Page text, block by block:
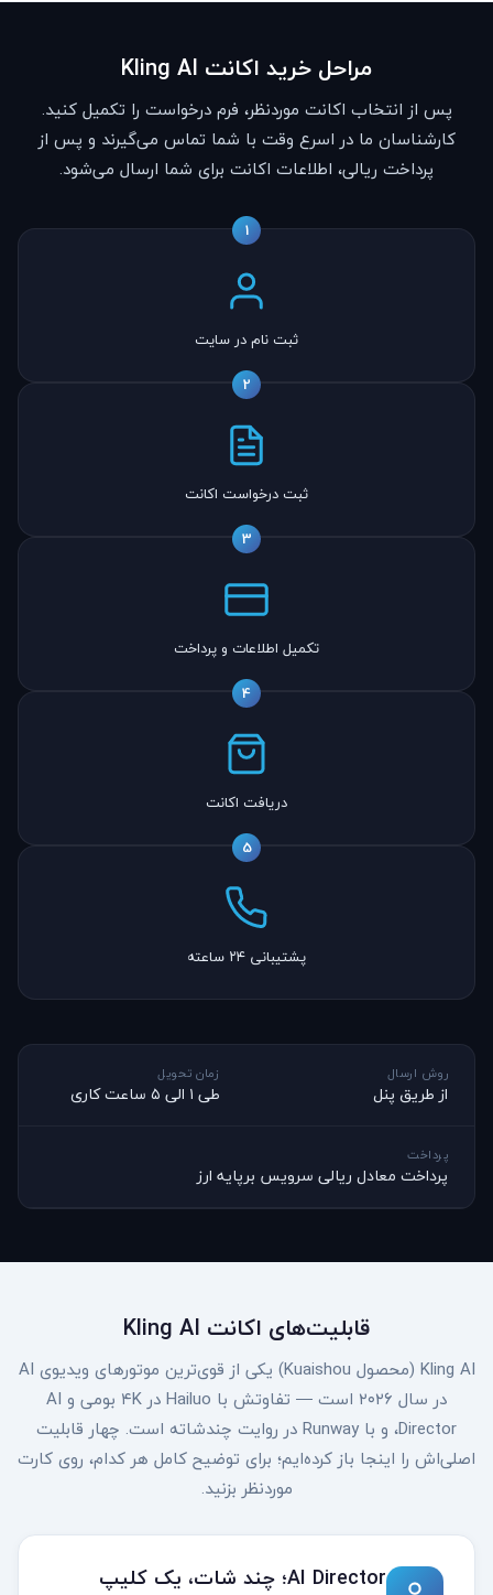
مراحل خرید اکانت Kling AI
پس از انتخاب اکانت موردنظر، فرم درخواست را تکمیل کنید.
کارشناسان ما در اسرع وقت با شما تماس می‌گیرند و پس از
پرداخت ریالی، اطلاعات اکانت برای شما ارسال می‌شود.
1
ثبت نام در سایت
2
ثبت درخواست اکانت
3
تکمیل اطلاعات و پرداخت
4
دریافت اکانت
5
پشتیبانی ۲۴ ساعته
روش ارسال
از طریق پنل
زمان تحویل
طی ۱ الی ۵ ساعت کاری
پرداخت
پرداخت معادل ریالی سرویس برپایه ارز
قابلیت‌های اکانت Kling AI
Kling AI (محصول Kuaishou) یکی از قوی‌ترین موتورهای ویدیوی AI
در سال ۲۰۲۶ است — تفاوتش با Hailuo در ۴K بومی و AI
Director، و با Runway در روایت چندشاته است. چهار قابلیت
اصلی‌اش را اینجا باز کرده‌ایم؛ برای توضیح کامل هر کدام، روی کارت
موردنظر بزنید.
AI Director؛ چند شات، یک کلیپ